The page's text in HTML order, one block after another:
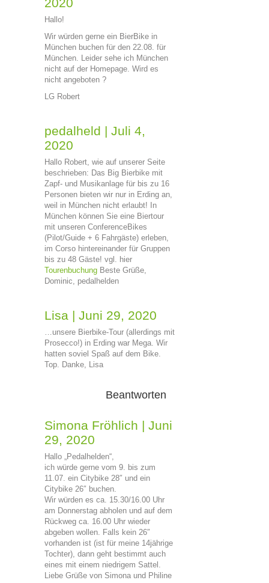
Hallo!
Wir würden gerne ein BierBike in
München buchen für den 22.08. für
München. Leider sehe ich München
nicht auf der Homepage. Wird es
nicht angeboten ?
LG Robert
pedalheld | Juli 4,
2020
Hallo Robert, wie auf unserer Seite
beschrieben: Das Big Bierbike mit
Zapf- und Musikanlage für bis zu 16
Personen bieten wir nur in Erding an,
weil in München nicht erlaubt! In
München können Sie eine Biertour
mit unseren ConferenceBikes
(Pilot/Guide + 6 Fahrgäste) erleben,
im Corso hintereinander für Gruppen
bis zu 48 Gäste! vgl. hier
Tourenbuchung Beste Grüße,
Dominic, pedalhelden
Lisa | Juni 29, 2020
…unsere Bierbike-Tour (allerdings mit
Prosecco!) in Erding war Mega. Wir
hatten soviel Spaß auf dem Bike.
Top. Danke, Lisa
Beantworten
Simona Fröhlich | Juni
29, 2020
Hallo „Pedalhelden“,
ich würde gerne vom 9. bis zum
11.07. ein Citybike 28″ und ein
Citybike 26″ buchen.
Wir würden es ca. 15.30/16.00 Uhr
am Donnerstag abholen und auf dem
Rückweg ca. 16.00 Uhr wieder
abgeben wollen. Falls kein 26″
vorhanden ist (ist für meine 14jährige
Tochter), dann geht bestimmt auch
eines mit einem niedrigem Sattel.
Liebe Grüße von Simona und Philine